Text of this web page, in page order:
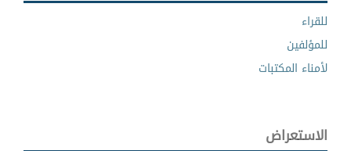
للقراء
للمؤلفين
لأمناء المكتبات
الاستعراض